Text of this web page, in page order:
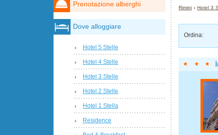
Rimini ›Hotel 3
Ordina:
Prenotazione alberghi
Dove alloggiare
Hotel 5 Stelle
Hotel 4 Stelle
Hotel 3 Stelle
Hotel 2 Stelle
Hotel 1 Stella
Residence